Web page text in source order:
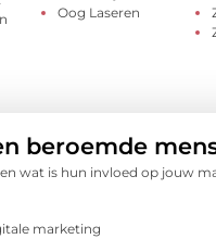
Oog Laseren
beroemde
wat is hun invloed op jouw
marketing